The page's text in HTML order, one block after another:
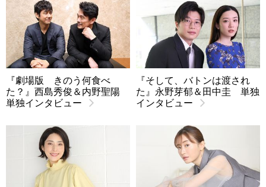
『劇場版 きのう何食べ
た？』西島秀俊＆内野聖陽
単独インタビュー
『そして、バトンは渡され
た』永野芽郁＆田中圭 単独
インタビュー